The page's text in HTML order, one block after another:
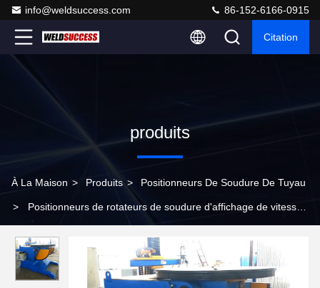
info@weldsuccess.com 86-152-6166-0915
Citation
produits
À La Maison > Produits > Positionneurs De Soudure De Tuyau
> Positionneurs de rotateurs de soudure d'affichage de vitesse